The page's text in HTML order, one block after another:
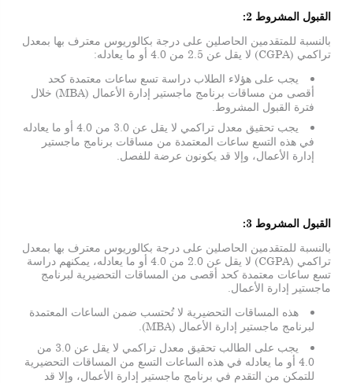
القبول المشروط 2:
بالنسبة للمتقدمين الحاصلين على درجة بكالوريوس معترف بها بمعدل
تراكمي (CGPA) لا يقل عن 2.5 من 4.0 أو ما يعادله:
يجب على هؤلاء الطلاب دراسة تسع ساعات معتمدة كحد
أقصى من مساقات برنامج ماجستير إدارة الأعمال (MBA) خلال
فترة القبول المشروط.
يجب تحقيق معدل تراكمي لا يقل عن 3.0 من 4.0 أو ما يعادله
في هذه التسع ساعات المعتمدة من مساقات برنامج ماجستير
إدارة الأعمال، وإلا قد يكونون عرضة للفصل.
القبول المشروط 3:
بالنسبة للمتقدمين الحاصلين على درجة بكالوريوس معترف بها بمعدل
تراكمي (CGPA) لا يقل عن 2.0 من 4.0 أو ما يعادله، يمكنهم دراسة
تسع ساعات معتمدة كحد أقصى من المساقات التحضيرية لبرنامج
ماجستير إدارة الأعمال.
هذه المساقات التحضيرية لا تُحتسب ضمن الساعات المعتمدة
لبرنامج ماجستير إدارة الأعمال (MBA).
يجب على الطالب تحقيق معدل تراكمي لا يقل عن 3.0 من
4.0 أو ما يعادله في هذه الساعات التسع من المساقات التحضيرية
للتمكن من التقدم في برنامج ماجستير إدارة الأعمال، وإلا قد